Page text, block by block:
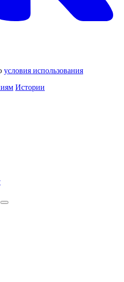
условия использования
Истории